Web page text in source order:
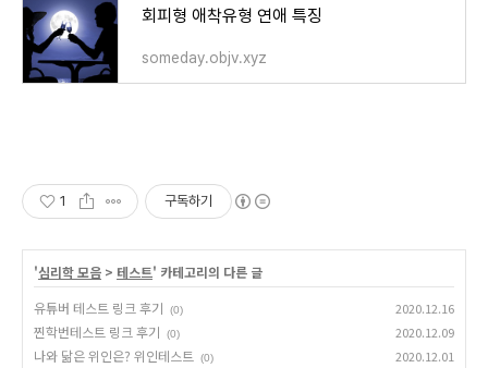
회피형 애착유형 연애 특징
someday.objv.xyz
1 구독하기
'심리학 모음 > 테스트' 카테고리의 다른 글
유튜버 테스트 링크 후기
(0) 2020.12.16
찐학번테스트 링크 후기 (0) 2020.12.09
나와 닮은 위인은? 위인테스트 (0) 2020.12.01